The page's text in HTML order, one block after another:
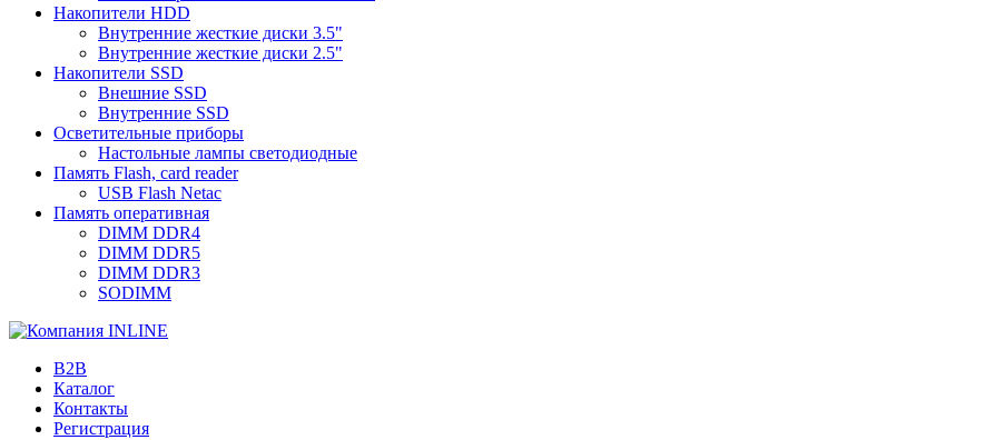
Накопители HDD
Внутренние жесткие диски 3.5"
Внутренние жесткие диски 2.5"
Накопители SSD
Внешние SSD
Внутренние SSD
Осветительные приборы
Настольные лампы светодиодные
Память Flash, card reader
USB Flash Netac
Память оперативная
DIMM DDR4
DIMM DDR5
DIMM DDR3
SODIMM
B2B
Каталог
Контакты
Регистрация